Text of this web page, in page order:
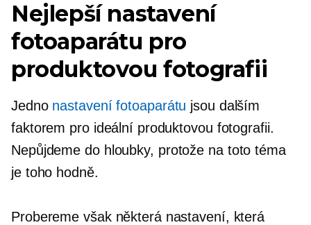
Nejlepší nastavení
fotoaparátu pro
produktovou fotografii
Jedno nastavení fotoaparátu jsou dalším
faktorem pro ideální produktovou fotografii.
Nepůjdemedo hloubky, protože na toto téma
je toho hodně.
Probereme však některá nastavení, která